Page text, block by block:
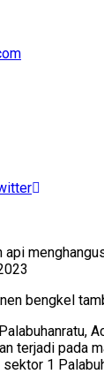
api
bengkel
terjadi pada
1